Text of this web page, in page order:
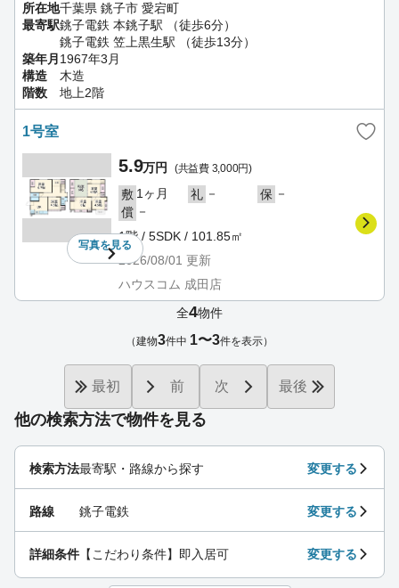
所在地千葉県 銚子市 愛宕町
最寄駅銚子電鉄 本銚子駅 （徒歩6分）
銚子電鉄 笠上黒生駅 （徒歩13分）
築年月 1967年3月
構造
木造
階数
地上2階
1号室
写真を見る
5.9万円 (共益費 3,000円)
敷 1ヶ月 礼 － 保 －
償 －
1階 / 5SDK / 101.85㎡
2026/08/01 更新
ハウスコム 成田店
他の検索方法で物件を見る
検索方法最寄駅・路線から探す 変更する
路線 銚子電鉄 変更する
詳細条件 【こだわり条件】即入居可 変更する
全4物件
（建物3件中 1〜3件を表示）
最初 前 次 最後